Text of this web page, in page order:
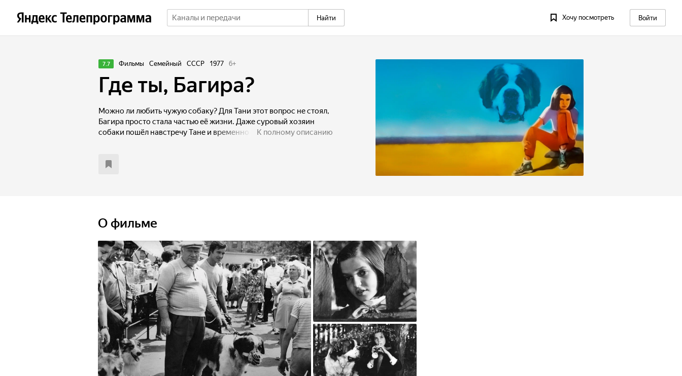
Найти Хочу посмотреть Войти
7.7 Фильмы Семейный СССР 1977 6+
Где ты, Багира?
Можно ли любить чужую собаку? Для Тани этот вопрос не стоял,
Багира просто стала частью её жизни. Даже суровый хозяин
собаки пошёл навстречу Тане и временно отдал ей Багиру
после разлуки, и Таня случайно увидит по телевизору
К полному описанию
О фильме